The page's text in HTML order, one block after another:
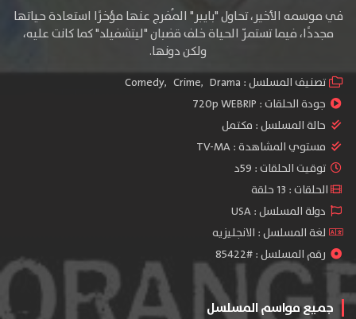
في موسمه الأخير، تحاول "بايبر" المُفرج عنها مؤخرًا استعادة حياتها
مجددًا، فيما تستمرّ الحياة خلف قضبان "ليتشفيلد" كما كانت عليه،
ولكن دونها.
تصنيف المسلسل : Comedy, Crime, Drama
جودة الحلقات : 720p WEBRIP
حالة المسلسل : مكتمل
مستوي المشاهدة :TV-MA
توقيت الحلقات : 59د
الحلقات : 13 حلقة
دولة المسلسل : USA
لغة المسلسل : الانجليزيه
رقم المسلسل : #85422
جميع مواسم المسلسل